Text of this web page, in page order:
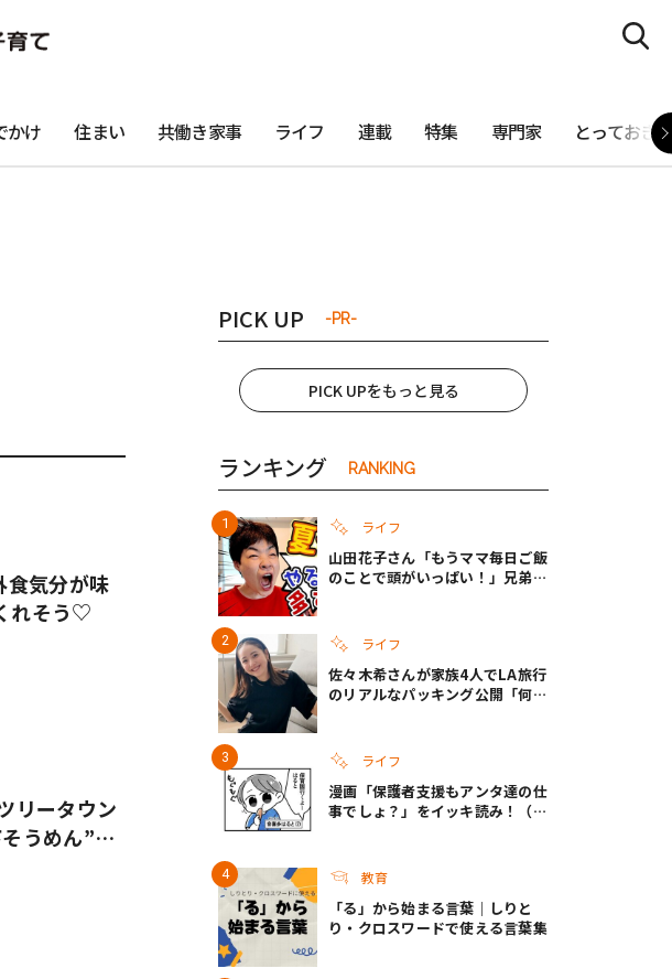
#共働き夫婦 #産休 #育休
かけ 住まい 共働き家事 ライフ 連載 特集 専門家 とっておき
食気分が味
れそう♡
リータウン
うめん”を
PICK UP -PR-
PICK UPをもっと見る
ランキング RANKING
ライフ
山田花子さん「もうママ毎日ご飯
のことで頭がいっぱい！」兄弟夏
ライフ
佐々木希さんが家族4人でLA旅行
のリアルなパッキング公開「何が
ライフ
漫画「保護者支援もアンタ達の仕
事でしょ？」をイッキ読み！（右
教育
「る」から始まる言葉｜しりと
り・クロスワードで使える言葉集